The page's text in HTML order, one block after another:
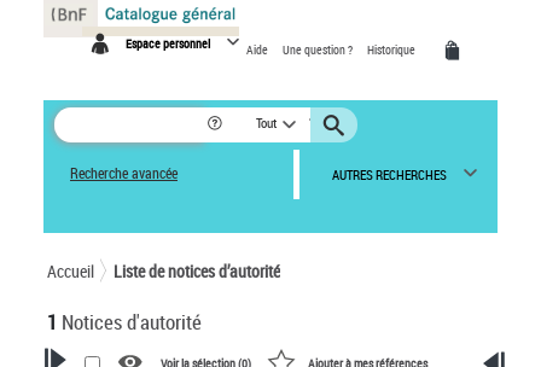
Espace personnel Aide Une question ? Historique
Tout
Recherche avancée AUTRES RECHERCHES
Accueil Liste de notices d’autorité
1 Notices d'autorité
Voir la sélection (0) Ajouter à mes références
Panneau de gestion des cookies